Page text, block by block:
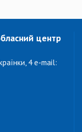
центр
4 e-mail: